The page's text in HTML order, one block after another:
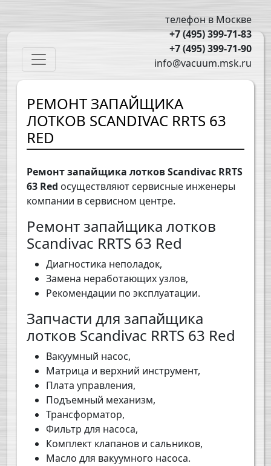
телефон в Москве
+7 (495) 399-71-83
+7 (495) 399-71-90
info@vacuum.msk.ru
Main navigation
РЕМОНТ ЗАПАЙЩИКА
ЛОТКОВ SCANDIVAC RRTS 63
RED
Ремонт запайщика лотков Scandivac RRTS
63 Red осуществляют сервисные инженеры
компании в сервисном центре.
Ремонт запайщика лотков
Scandivac RRTS 63 Red
Диагностика неполадок,
Замена неработающих узлов,
Рекомендации по эксплуатации.
Запчасти для запайщика
лотков Scandivac RRTS 63 Red
Вакуумный насос,
Матрица и верхний инструмент,
Плата управления,
Подъемный механизм,
Трансформатор,
Фильтр для насоса,
Комплект клапанов и сальников,
Масло для вакуумного насоса.